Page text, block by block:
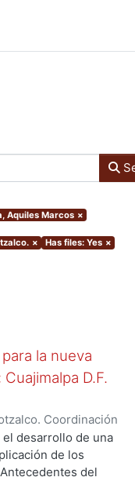
Aquiles Marcos ×
× Has files: Yes ×
la nueva
D.F.
Coordinación
desarrollo de una
de los
del